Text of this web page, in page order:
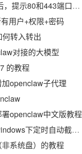
K8S添加完ingress后，提示80和443端口被占用的解决办法
用户+权限+密码
转入转出
对接的大模型
的教程
openclaw子代理
openclaw中文版教程
基于python开发的windows下定时自动截屏工具
系统盘）的教程